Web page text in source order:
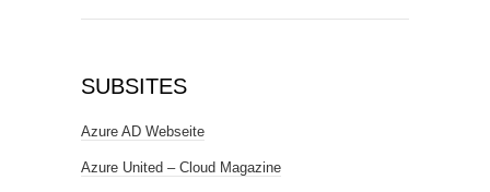
SUBSITES
Azure AD Webseite
Azure United – Cloud Magazine